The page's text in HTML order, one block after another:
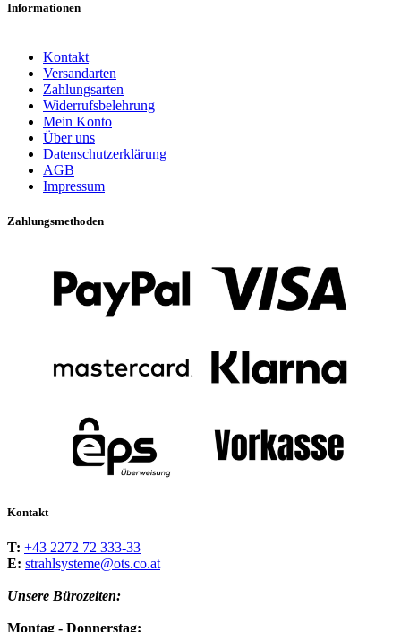
Informationen
Kontakt
Versandarten
Zahlungsarten
Widerrufsbelehrung
Mein Konto
Über uns
Datenschutzerklärung
AGB
Impressum
Zahlungsmethoden
Kontakt
T: +43 2272 72 333-33
E: strahlsysteme@ots.co.at
Unsere Bürozeiten:
Montag - Donnerstag: